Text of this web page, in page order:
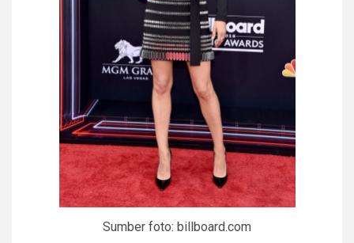
Sumber foto: billboard.com